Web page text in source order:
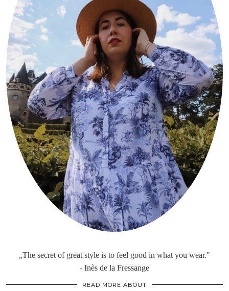
„The secret of great style is to feel good in what you wear."
- Inès de la Fressange
READ MORE ABOUT